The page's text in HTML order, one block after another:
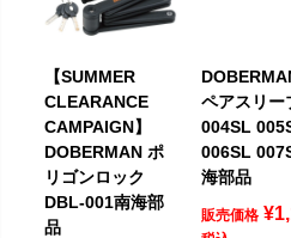
【SUMMER
CLEARANCE
CAMPAIGN】
DOBERMAN ポ
リゴンロック
DBL-001南海部
品
ペアスリー
004SL
006SL
海部品
販売価格 ¥